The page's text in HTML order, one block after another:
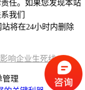
任。如果您发现本站
我们
站将在24小时内删除
响企业生死线
管理